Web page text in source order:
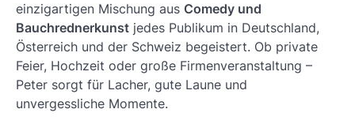
einzigartigen Mischung aus Comedy und
Bauchrednerkunst jedes Publikum in Deutschland,
Österreich und der Schweiz begeistert. Ob private
Feier, Hochzeit oder große Firmenveranstaltung –
Peter sorgt für Lacher, gute Laune und
unvergessliche Momente.